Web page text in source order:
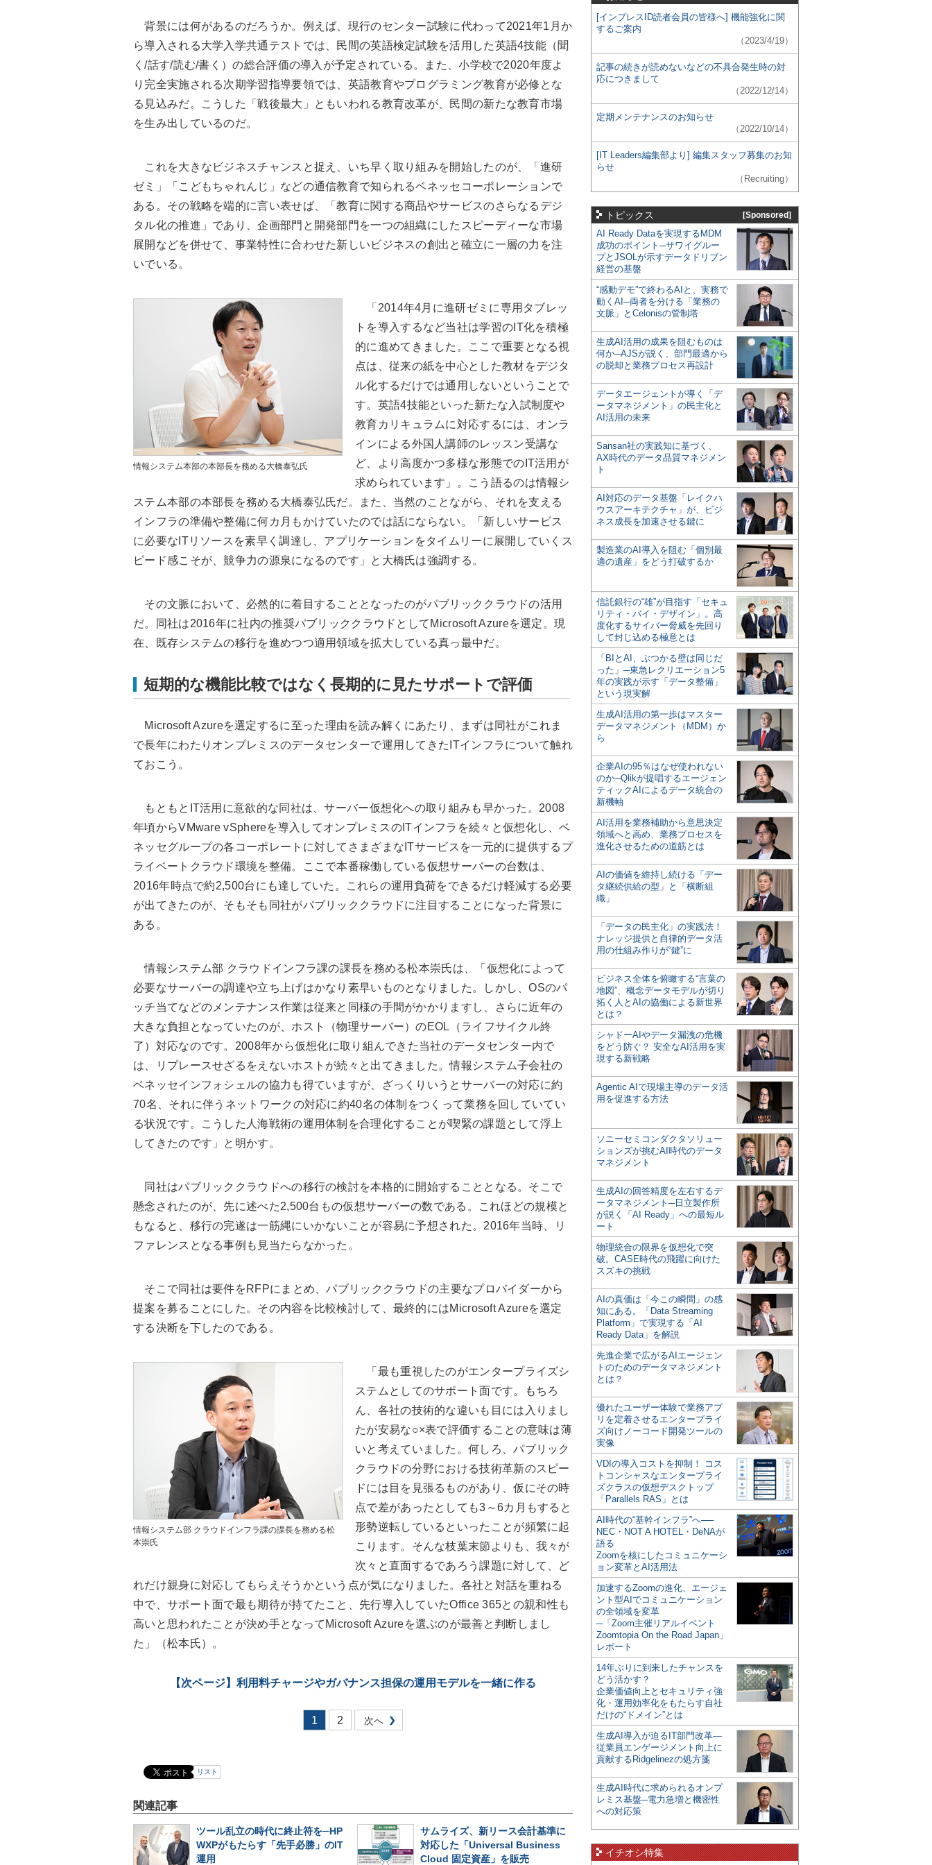
背景には何があるのだろうか。例えば、現行のセンター試験に代わって2021年1月か
ら導入される大学入学共通テストでは、民間の英語検定試験を活用した英語4技能（聞
く/話す/読む/書く）の総合評価の導入が予定されている。また、小学校で2020年度よ
り完全実施される次期学習指導要領では、英語教育やプログラミング教育が必修とな
る見込みだ。こうした「戦後最大」ともいわれる教育改革が、民間の新たな教育市場
を生み出しているのだ。
これを大きなビジネスチャンスと捉え、いち早く取り組みを開始したのが、「進研
ゼミ」「こどもちゃれんじ」などの通信教育で知られるベネッセコーポレーションで
ある。その戦略を端的に言い表せば、「教育に関する商品やサービスのさらなるデジ
タル化の推進」であり、企画部門と開発部門を一つの組織にしたスピーディーな市場
展開などを併せて、事業特性に合わせた新しいビジネスの創出と確立に一層の力を注
いでいる。
情報システム本部の本部長を務める大橋泰弘氏
「2014年4月に進研ゼミに専用タブレッ
トを導入するなど当社は学習のIT化を積極
的に進めてきました。ここで重要となる視
点は、従来の紙を中心とした教材をデジタ
ル化するだけでは通用しないということで
す。英語4技能といった新たな入試制度や
教育カリキュラムに対応するには、オンラ
インによる外国人講師のレッスン受講な
ど、より高度かつ多様な形態でのIT活用が
求められています」。こう語るのは情報シ
ステム本部の本部長を務める大橋泰弘氏だ。また、当然のことながら、それを支える
インフラの準備や整備に何カ月もかけていたのでは話にならない。「新しいサービス
に必要なITリソースを素早く調達し、アプリケーションをタイムリーに展開していくス
ピード感こそが、競争力の源泉になるのです」と大橋氏は強調する。
その文脈において、必然的に着目することとなったのがパブリッククラウドの活用
だ。同社は2016年に社内の推奨パブリッククラウドとしてMicrosoft Azureを選定。現
在、既存システムの移行を進めつつ適用領域を拡大している真っ最中だ。
短期的な機能比較ではなく長期的に見たサポートで評価
Microsoft Azureを選定するに至った理由を読み解くにあたり、まずは同社がこれま
で長年にわたりオンプレミスのデータセンターで運用してきたITインフラについて触れ
ておこう。
もともとIT活用に意欲的な同社は、サーバー仮想化への取り組みも早かった。2008
年頃からVMware vSphereを導入してオンプレミスのITインフラを続々と仮想化し、ベ
ネッセグループの各コーポレートに対してさまざまなITサービスを一元的に提供するプ
ライベートクラウド環境を整備。ここで本番稼働している仮想サーバーの台数は、
2016年時点で約2,500台にも達していた。これらの運用負荷をできるだけ軽減する必要
が出てきたのが、そもそも同社がパブリッククラウドに注目することになった背景に
ある。
情報システム部 クラウドインフラ課の課長を務める松本崇氏は、「仮想化によって
必要なサーバーの調達や立ち上げはかなり素早いものとなりました。しかし、OSのパ
ッチ当てなどのメンテナンス作業は従来と同様の手間がかかりますし、さらに近年の
大きな負担となっていたのが、ホスト（物理サーバー）のEOL（ライフサイクル終
了）対応なのです。2008年から仮想化に取り組んできた当社のデータセンター内で
は、リプレースせざるをえないホストが続々と出てきました。情報システム子会社の
ベネッセインフォシェルの協力も得ていますが、ざっくりいうとサーバーの対応に約
70名、それに伴うネットワークの対応に約40名の体制をつくって業務を回していてい
る状況です。こうした人海戦術の運用体制を合理化することが喫緊の課題として浮上
してきたのです」と明かす。
同社はパブリッククラウドへの移行の検討を本格的に開始することとなる。そこで
懸念されたのが、先に述べた2,500台もの仮想サーバーの数である。これほどの規模と
もなると、移行の完遂は一筋縄にいかないことが容易に予想された。2016年当時、リ
ファレンスとなる事例も見当たらなかった。
そこで同社は要件をRFPにまとめ、パブリッククラウドの主要なプロバイダーから
提案を募ることにした。その内容を比較検討して、最終的にはMicrosoft Azureを選定
する決断を下したのである。
情報システム部 クラウドインフラ課の課長を務める松
本崇氏
「最も重視したのがエンタープライズシ
ステムとしてのサポート面です。もちろ
ん、各社の技術的な違いも目には入りまし
たが安易な○×表で評価することの意味は薄
いと考えていました。何しろ、パブリック
クラウドの分野における技術革新のスピー
ドには目を見張るものがあり、仮にその時
点で差があったとしても3～6カ月もすると
形勢逆転しているといったことが頻繁に起
こります。そんな枝葉末節よりも、我々が
次々と直面するであろう課題に対して、ど
れだけ親身に対応してもらえそうかという点が気になりました。各社と対話を重ねる
中で、サポート面で最も期待が持てたこと、先行導入していたOffice 365との親和性も
高いと思われたことが決め手となってMicrosoft Azureを選ぶのが最善と判断しまし
た」（松本氏）。
【次ページ】 利用料チャージやガバナンス担保の運用モデルを一緒に作る
1 2 次へ
リスト
関連記事
ツール乱立の時代に終止符を─HP
WXPがもたらす「先手必勝」のIT
運用
サムライズ、新リース会計基準に
対応した「Universal Business
Cloud 固定資産」を販売
[インプレスID読者会員の皆様へ] 機能強化に関
するご案内
（2023/4/19）
記事の続きが読めないなどの不具合発生時の対
応につきまして
（2022/12/14）
定期メンテナンスのお知らせ
（2022/10/14）
[IT Leaders編集部より] 編集スタッフ募集のお知
らせ
（Recruiting）
トピックス [Sponsored]
AI Ready Dataを実現するMDM
成功のポイント─サワイグルー
プとJSOLが示すデータドリブン
経営の基盤
“感動デモ”で終わるAIと、実務で
動くAI─両者を分ける「業務の
文脈」とCelonisの管制塔
生成AI活用の成果を阻むものは
何か─AJSが説く、部門最適から
の脱却と業務プロセス再設計
データエージェントが導く「デ
ータマネジメント」の民主化と
AI活用の未来
Sansan社の実践知に基づく、
AX時代のデータ品質マネジメン
ト
AI対応のデータ基盤「レイクハ
ウスアーキテクチャ」が、ビジ
ネス成長を加速させる鍵に
製造業のAI導入を阻む「個別最
適の遺産」をどう打破するか
信託銀行の“雄”が目指す「セキュ
リティ・バイ・デザイン」。高
度化するサイバー脅威を先回り
して封じ込める極意とは
「BIとAI、ぶつかる壁は同じだ
った」─東急レクリエーション5
年の実践が示す「データ整備」
という現実解
生成AI活用の第一歩はマスター
データマネジメント（MDM）か
ら
企業AIの95％はなぜ使われない
のか─Qlikが提唱するエージェン
ティックAIによるデータ統合の
新機軸
AI活用を業務補助から意思決定
領域へと高め、業務プロセスを
進化させるための道筋とは
AIの価値を維持し続ける「デー
タ継続供給の型」と「横断組
織」
「データの民主化」の実践法！
ナレッジ提供と自律的データ活
用の仕組み作りが“鍵”に
ビジネス全体を俯瞰する“言葉の
地図”、概念データモデルが切り
拓く人とAIの協働による新世界
とは？
シャドーAIやデータ漏洩の危機
をどう防ぐ？ 安全なAI活用を実
現する新戦略
Agentic AIで現場主導のデータ活
用を促進する方法
ソニーセミコンダクタソリュー
ションズが挑むAI時代のデータ
マネジメント
生成AIの回答精度を左右するデ
ータマネジメント─日立製作所
が説く「AI Ready」への最短ル
ート
物理統合の限界を仮想化で突
破。CASE時代の飛躍に向けた
スズキの挑戦
AIの真価は「今この瞬間」の感
知にある。「Data Streaming
Platform」で実現する「AI
Ready Data」を解説
先進企業で広がるAIエージェン
トのためのデータマネジメント
とは？
優れたユーザー体験で業務アプ
リを定着させるエンタープライ
ズ向けノーコード開発ツールの
実像
VDIの導入コストを抑制！ コス
トコンシャスなエンタープライ
ズクラスの仮想デスクトップ
「Parallels RAS」とは
AI時代の“基幹インフラ”へ──
NEC・NOT A HOTEL・DeNAが
語る
Zoomを核にしたコミュニケーシ
ョン変革とAI活用法
加速するZoomの進化、エージェ
ント型AIでコミュニケーション
の全領域を変革
─「Zoom主催リアルイベント
Zoomtopia On the Road Japan」
レポート
14年ぶりに到来したチャンスを
どう活かす？
企業価値向上とセキュリティ強
化・運用効率化をもたらす自社
だけの“ドメイン”とは
生成AI導入が迫るIT部門改革―
従業員エンゲージメント向上に
貢献するRidgelinezの処方箋
生成AI時代に求められるオンプ
レミス基盤─電力急増と機密性
への対応策
イチオシ特集